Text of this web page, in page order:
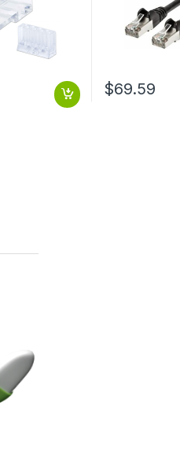
$69.59